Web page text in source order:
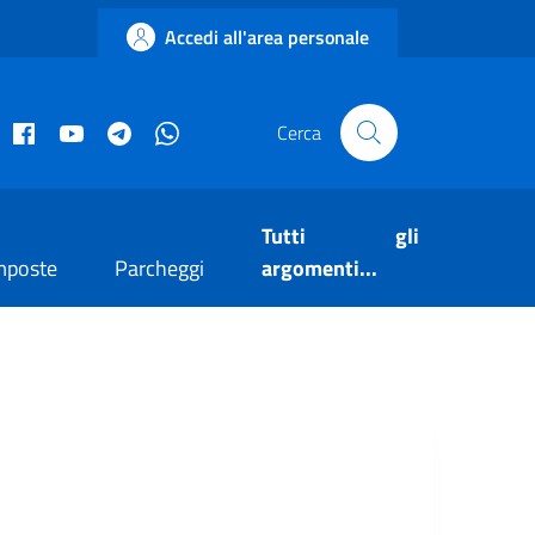
Accedi all'area personale
Facebook istituzionale
Facebook museo civico
YouTube Telegram Cerca
Parcheggi
Tutti gli
argomenti...